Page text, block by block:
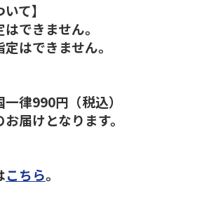
て】
できません。
はできません。
律990円（税込）
届けとなります。
こちら。